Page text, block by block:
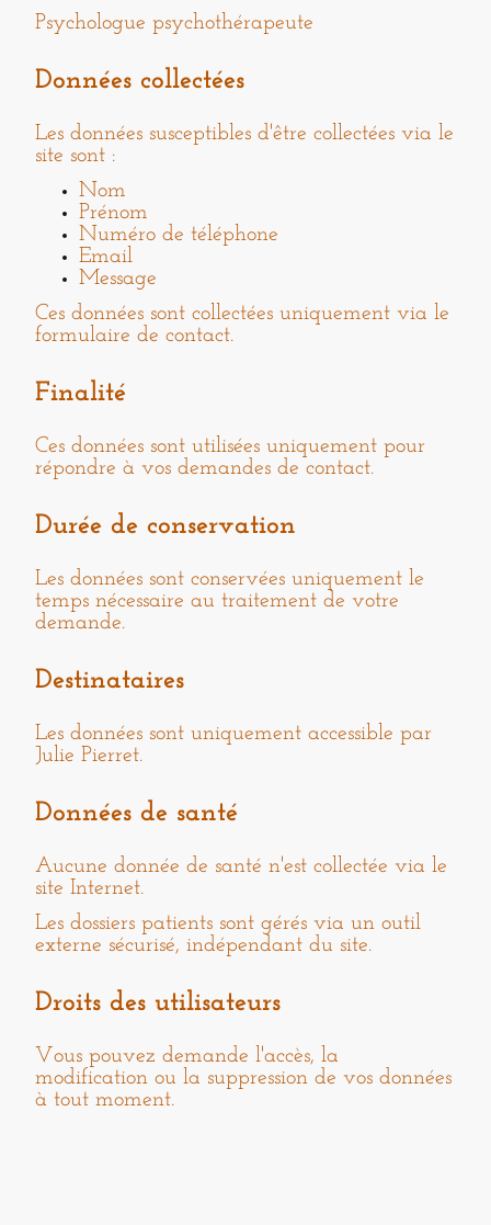
Psychologue psychothérapeute
Données collectées
Les données susceptibles d'être collectées via le
site sont :
Nom
Prénom
Numéro de téléphone
Email
Message
Ces données sont collectées uniquement via le
formulaire de contact.
Finalité
Ces données sont utilisées uniquement pour
répondre à vos demandes de contact.
Durée de conservation
Les données sont conservées uniquement le
temps nécessaire au traitement de votre
demande.
Destinataires
Les données sont uniquement accessible par
Julie Pierret.
Données de santé
Aucune donnée de santé n'est collectée via le
site Internet.
Les dossiers patients sont gérés via un outil
externe sécurisé, indépendant du site.
Droits des utilisateurs
Vous pouvez demande l'accès, la
modification ou la suppression de vos données
à tout moment.